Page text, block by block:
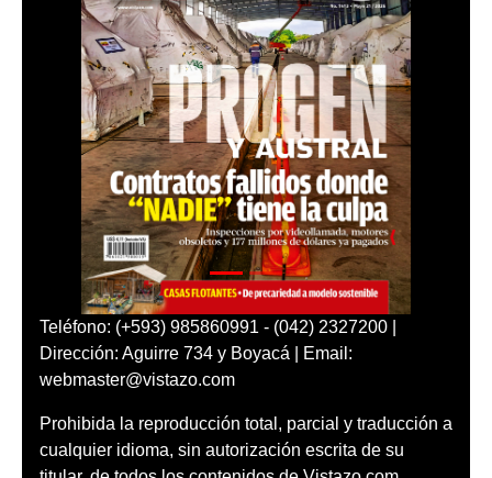
Teléfono: (+593) 985860991 - (042) 2327200 |
Dirección: Aguirre 734 y Boyacá | Email:
webmaster@vistazo.com
Prohibida la reproducción total, parcial y traducción a
cualquier idioma, sin autorización escrita de su